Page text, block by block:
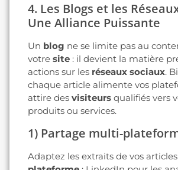
4. Les Blogs et les
Une Alliance Puissante
Un blog ne se limite pas au
votre site : il devient la matière
actions sur les réseaux sociaux.
chaque article alimente vos
attire des visiteurs qualifiés vers
produits ou services.
1) Partage multi-
Adaptez les extraits de vos